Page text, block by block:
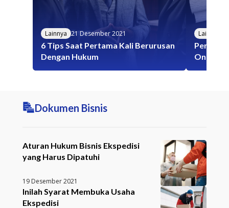
Lainnya 21 Desember 2021
6 Tips Saat Pertama Kali Berurusan
Dengan Hukum
Lainnya
Online
Dokumen Bisnis
Aturan Hukum Bisnis Ekspedisi
yang Harus Dipatuhi
19 Desember 2021
Inilah Syarat Membuka Usaha
Ekspedisi